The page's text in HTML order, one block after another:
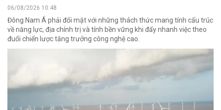
06/08/2026 10:48
Đông Nam Á phải đối mặt với những thách thức mang tính cấu trúc
về năng lực, địa chính trị và tính bền vững khi đẩy nhanh việc theo
đuổi chiến lược tăng trưởng công nghệ cao.